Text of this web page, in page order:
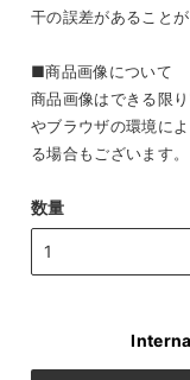
干の誤差があることが
■商品画像について
商品画像はできる限
やブラウザの環境に
る場合もございます。
数量